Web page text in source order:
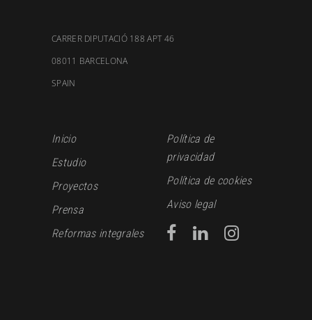
CARRER DIPUTACIÓ 188 APT 46
08011 BARCELONA
SPAIN
Inicio
Estudio
Proyectos
Prensa
Reformas integrales
Política de
privacidad
Política de cookies
Aviso legal